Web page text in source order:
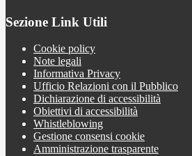
Sezione Link Utili
Cookie policy
Note legali
Informativa Privacy
Ufficio Relazioni con il Pubblico
Dichiarazione di accessibilità
Obiettivi di accessibilità
Whistleblowing
Gestione consensi cookie
Amministrazione trasparente